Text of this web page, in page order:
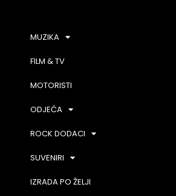
MUZIKA
FILM & TV
MOTORISTI
ODJEĆA
ROCK DODACI
SUVENIRI
IZRADA PO ŽELJI